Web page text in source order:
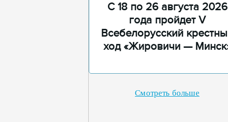
С 18 по 26 августа 2026
года пройдет V
Всебелорусский
ход «Жировичи —
Смотреть больше